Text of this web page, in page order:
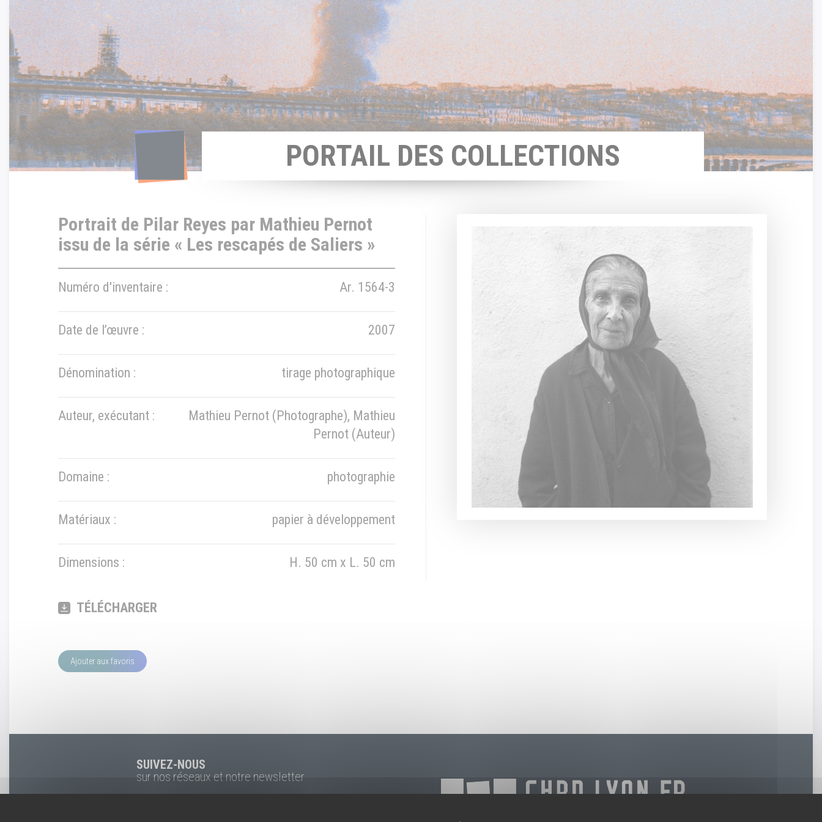
Panneau de gestion des cookies
PORTAIL DES COLLECTIONS
Portrait de Pilar Reyes par Mathieu Pernot
issu de la série « Les rescapés de Saliers »
Numéro d'inventaire : Ar. 1564-3
Date de l’œuvre : 2007
Dénomination : tirage photographique
Auteur, exécutant :
Mathieu Pernot (Photographe), Mathieu
Pernot (Auteur)
Domaine : photographie
Matériaux : papier à développement
Dimensions : H. 50 cm x L. 50 cm
TÉLÉCHARGER
Ajouter aux favoris
SUIVEZ-NOUS
sur nos réseaux et notre newsletter